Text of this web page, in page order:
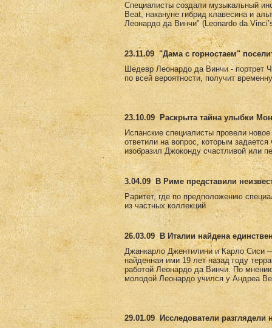
Специалисты создали музыкальный
Beat, накануне гибрид клавесина и
Леонардо да Винчи" (Leonardo da
23.11.09 "Дама с горностаем"
Шедевр Леонардо да Винчи - портрет
по всей вероятности, получит
23.10.09
Раскрыта тайна улыбки
Испанские специалисты провели
ответили на вопрос, которым
изобразил Джоконду счастливой или
3.04.09 В Риме представили
Раритет, где по предположению
из частных коллекций
26.03.09
В Италии найдена
Джанкарло Джентилини и Карло Сиси
найденная ими 19 лет назад году
работой Леонардо да Винчи. По
молодой Леонардо учился у Андреа
29.01.09
Исследователи